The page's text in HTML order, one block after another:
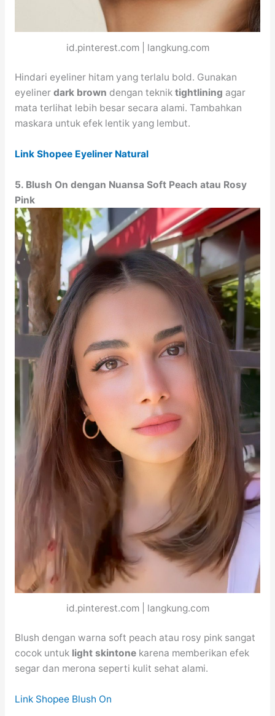
id.pinterest.com | langkung.com
Hindari eyeliner hitam yang terlalu bold. Gunakan
eyeliner dark brown dengan teknik tightlining agar
mata terlihat lebih besar secara alami. Tambahkan
maskara untuk efek lentik yang lembut.
Link Shopee Eyeliner Natural
5. Blush On dengan Nuansa Soft Peach atau Rosy
Pink
id.pinterest.com | langkung.com
Blush dengan warna soft peach atau rosy pink sangat
cocok untuk light skintonekarena memberikan efek
segar dan merona seperti kulit sehat alami.
Link Shopee Blush On